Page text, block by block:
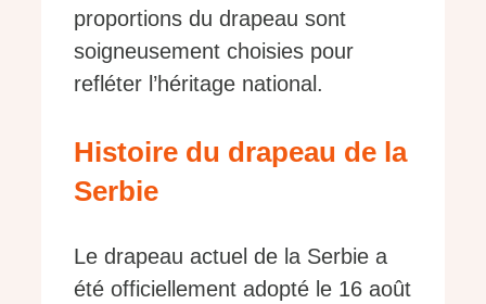
proportions du drapeau sont
soigneusement choisies pour
refléter l’héritage national.
Histoire du drapeau de la
Serbie
Le drapeau actuel de la Serbie a
été officiellement adopté le 16 août